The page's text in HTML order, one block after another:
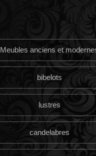
Meubles anciens et
bibelots
lustres
candelabres